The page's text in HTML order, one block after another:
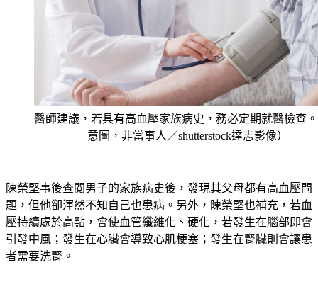
醫師建議，若具有高血壓家族病史，務必定期就醫檢查
意圖，非當事人／shutterstock達志影像）
陳榮堅事後查閱男子的家族病史後，發現其父母都有高血壓問
題，但他卻渾然不知自己也患病。另外，陳榮堅也補充，若血
壓持續處於高點，會使血管纖維化、硬化，若發生在腦部即會
引發中風；發生在心臟會導致心肌梗塞；發生在腎臟則會讓患
者需要洗腎。